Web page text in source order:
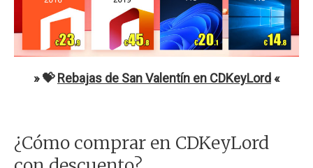
» 💝Rebajas de San Valentín en CDKeyLord«
¿Cómo comprar en CDKeyLord